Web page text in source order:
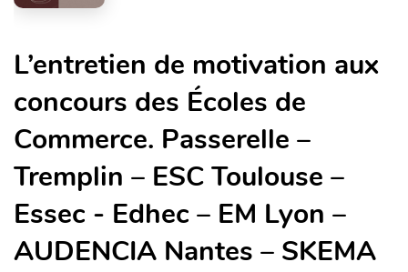
L’entretien de motivation aux
concours des Écoles de
Commerce. Passerelle –
Tremplin – ESC Toulouse –
Essec - Edhec – EM Lyon –
AUDENCIA Nantes – SKEMA